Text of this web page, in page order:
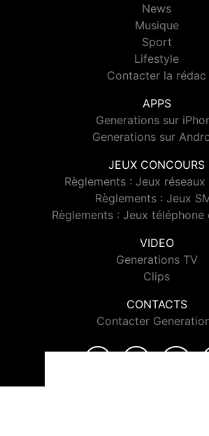
News
Musique
Sport
Lifestyle
Contacter la rédac
APPS
Generations sur
Generations sur
JEUX CONCOURS
Règlements : Jeux
Règlements : Jeux
Règlements : Jeux
VIDEO
Generations TV
Clips
CONTACTS
Contacter